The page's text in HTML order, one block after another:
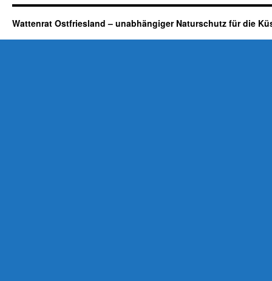
Wattenrat Ostfriesland – unabhängiger Naturschutz für die